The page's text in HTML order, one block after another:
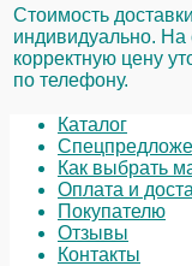
Стоимость
индивидуально. На
корректную цену
по телефону.
Каталог
Как выбрать
Оплата и
Покупателю
Отзывы
Контакты